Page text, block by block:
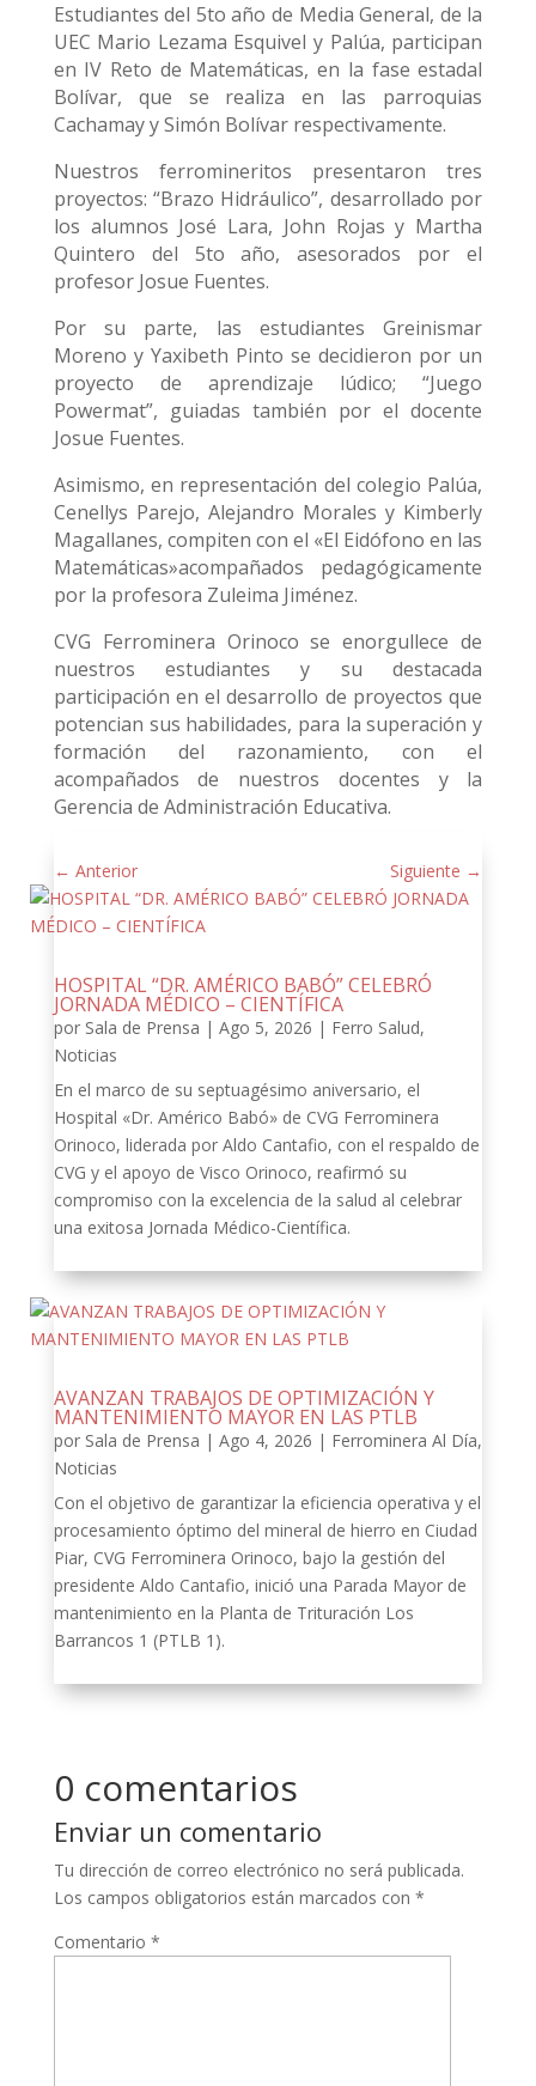
Estudiantes del 5to año de Media General, de la
UEC Mario Lezama Esquivel y Palúa, participan
en IV Reto de Matemáticas, en la fase estadal
Bolívar, que se realiza en las parroquias
Cachamay y Simón Bolívar respectivamente.
Nuestros ferromineritos presentaron tres
proyectos: “Brazo Hidráulico”, desarrollado por
los alumnos José Lara, John Rojas y Martha
Quintero del 5to año, asesorados por el
profesor Josue Fuentes.
Por su parte, las estudiantes Greinismar
Moreno y Yaxibeth Pinto se decidieron por un
proyecto de aprendizaje lúdico; “Juego
Powermat”, guiadas también por el docente
Josue Fuentes.
Asimismo, en representación del colegio Palúa,
Cenellys Parejo, Alejandro Morales y Kimberly
Magallanes, compiten con el «El Eidófono en las
Matemáticas»acompañados pedagógicamente
por la profesora Zuleima Jiménez.
CVG Ferrominera Orinoco se enorgullece de
nuestros estudiantes y su destacada
participación en el desarrollo de proyectos que
potencian sus habilidades, para la superación y
formación del razonamiento, con el
acompañados de nuestros docentes y la
Gerencia de Administración Educativa.
← Anterior Siguiente →
HOSPITAL “DR. AMÉRICO BABÓ” CELEBRÓ
JORNADA MÉDICO – CIENTÍFICA
por Sala de Prensa | Ago 5, 2026 | Ferro Salud,
Noticias
En el marco de su septuagésimo aniversario, el
Hospital «Dr. Américo Babó» de CVG Ferrominera
Orinoco, liderada por Aldo Cantafio, con el respaldo de
CVG y el apoyo de Visco Orinoco, reafirmó su
compromiso con la excelencia de la salud al celebrar
una exitosa Jornada Médico-Científica.
AVANZAN TRABAJOS DE OPTIMIZACIÓN Y
MANTENIMIENTO MAYOR EN LAS PTLB
por Sala de Prensa | Ago 4, 2026 | Ferrominera Al Día,
Noticias
Con el objetivo de garantizar la eficiencia operativa y el
procesamiento óptimo del mineral de hierro en Ciudad
Piar, CVG Ferrominera Orinoco, bajo la gestión del
presidente Aldo Cantafio, inició una Parada Mayor de
mantenimiento en la Planta de Trituración Los
Barrancos 1 (PTLB 1).
0 comentarios
Enviar un comentario
Tu dirección de correo electrónico no será publicada.
Los campos obligatorios están marcados con *
Comentario *